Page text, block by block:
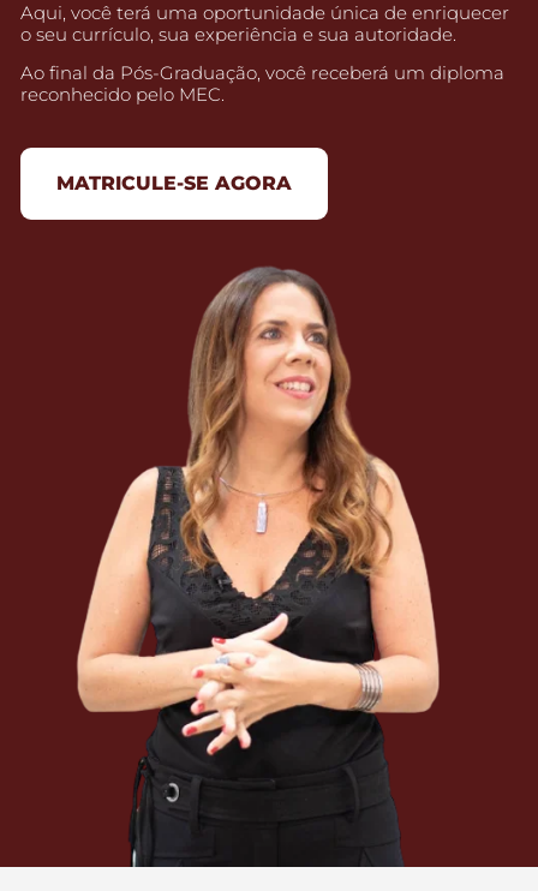
Aqui, você terá uma oportunidade única de enriquecer
o seu currículo, sua experiência e sua autoridade.
Ao final da Pós-Graduação, você receberá um diploma
reconhecido pelo MEC.
MATRICULE-SE AGORA